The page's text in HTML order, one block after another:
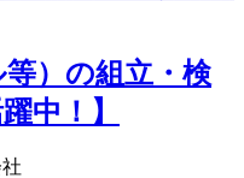
）の組立・検
中！】